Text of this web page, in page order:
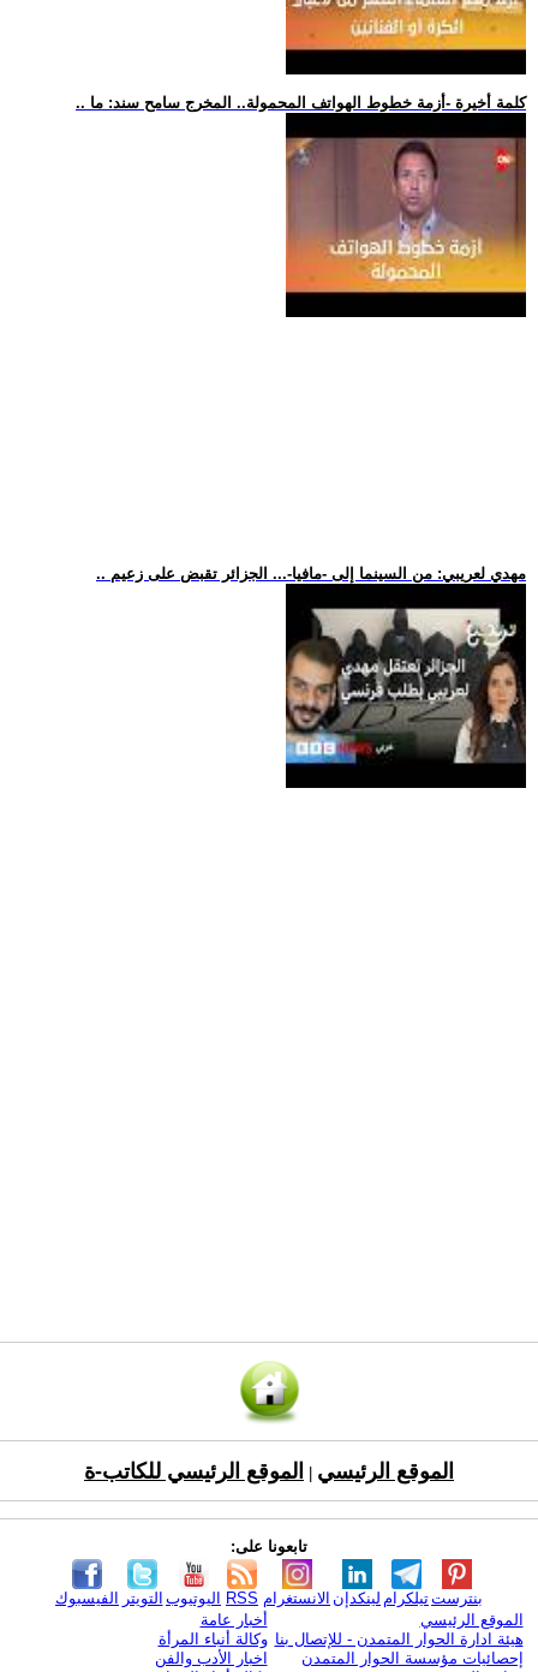
.. كلمة أخيرة -أزمة خطوط الهواتف المحمولة.. المخرج سامح سند: ما
.. مهدي لعريبي: من السينما إلى -مافيا-... الجزائر تقبض على زعيم
الموقع الرئيسي الموقع الرئيسي للكاتب-ة
تابعونا على:
الفيسبوك التويتر اليوتيوب RSS الانستغرام لينكدإن تيلكرامبنترست
الموقع الرئيسي
هيئة ادارة الحوار المتمدن - للإتصال بنا
إحصائيات مؤسسة الحوار المتمدن
أخبار عامة
وكالة أنباء المرأة
اخبار الأدب والفن